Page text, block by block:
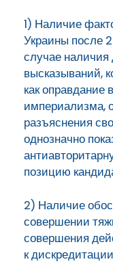
1) Наличие
Украины после
случае
высказываний,
как оправдание
империализма,
разъяснения
однозначно
позицию
2) Наличие
совершении
совершения
к